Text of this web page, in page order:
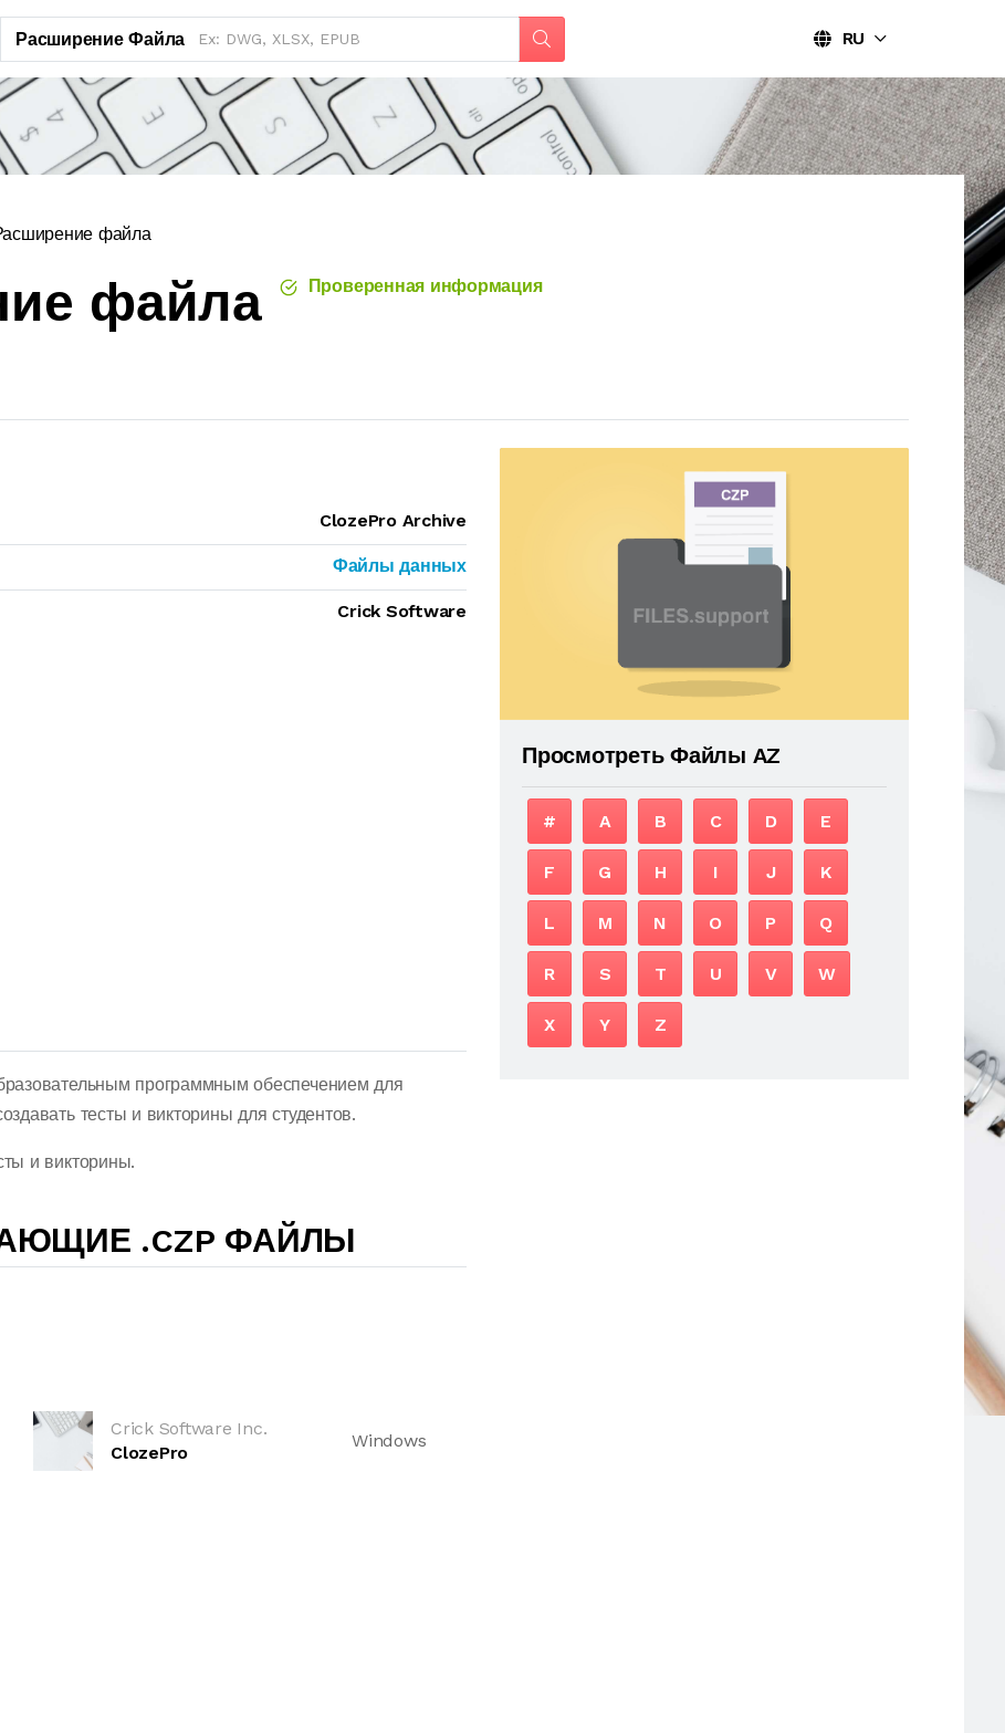
Расширение Файла RU
файла
файла Проверенная информация
ClozePro Archive
Файлы данных
Crick Software
программным обеспечением для
тесты и викторины для студентов.
и викторины.
.CZP ФАЙЛЫ
Crick Software Inc.
ClozePro
Windows
Просмотреть Файлы AZ
# A B C D E
F G H I J K
L M N O P Q
R S T U V W
X Y Z